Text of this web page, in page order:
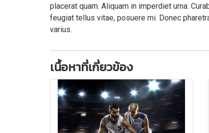
placerat quam. Aliquam in imperdiet urna.
feugiat tellus vitae, posuere mi. Donec
varius.
เนื้อหาที่เกี่ยวข้อง